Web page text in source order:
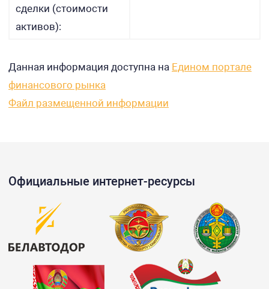
сделки (стоимости
активов):
Данная информация доступна на Едином портале
финансового рынка
Файл размещенной информации
Официальные интернет-ресурсы